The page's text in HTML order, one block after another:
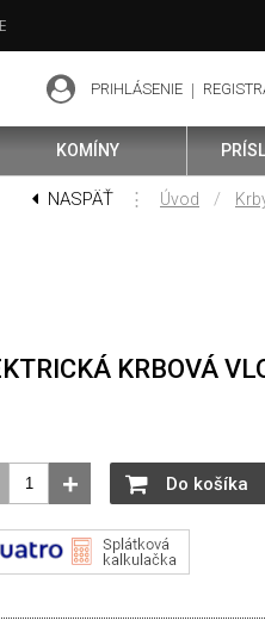
KOMÍNY
PRIHLÁSENIE
NASPÄŤ ⋮ Úvod /
KRBOVÁ
+ Do košíka